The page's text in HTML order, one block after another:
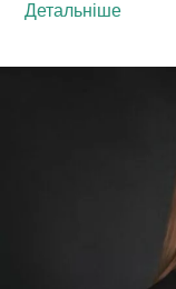
Детальніше